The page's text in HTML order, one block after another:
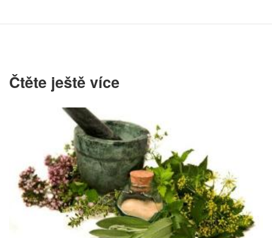
Čtěte ještě více